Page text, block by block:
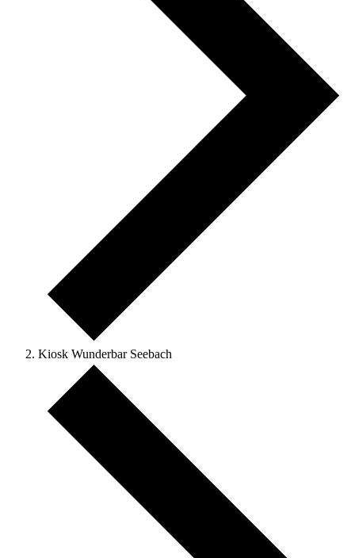
Kiosk Wunderbar Seebach